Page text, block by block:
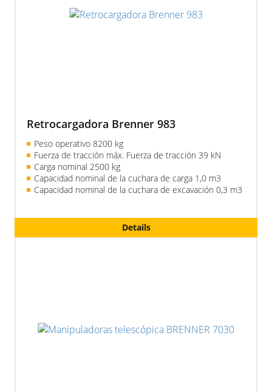
Retrocargadora Brenner 983
Peso operativo 8200 kg
Fuerza de tracción máx. Fuerza de tracción 39 kN
Carga nominal 2500 kg
Capacidad nominal de la cuchara de carga 1,0 m3
Capacidad nominal de la cuchara de excavación 0,3 m3
Details